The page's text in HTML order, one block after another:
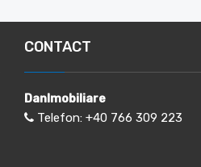
CONTACT
DanImobiliare
Telefon: +40 766 309 223